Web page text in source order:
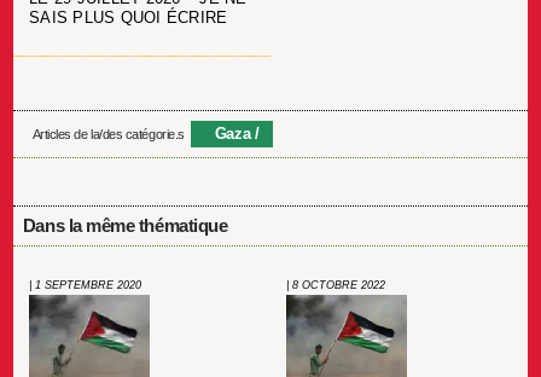
SAIS PLUS QUOI ÉCRIRE
Articles de la/des catégorie.s Gaza
Dans la même thématique
| 1 SEPTEMBRE 2020 | 8 OCTOBRE 2022